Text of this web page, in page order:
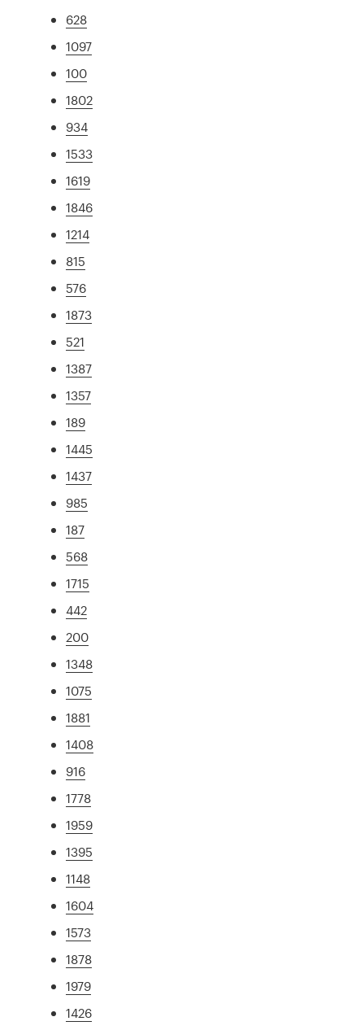
628
1097
100
1802
934
1533
1619
1846
1214
815
576
1873
521
1387
1357
189
1445
1437
985
187
568
1715
442
200
1348
1075
1881
1408
916
1778
1959
1395
1148
1604
1573
1878
1979
1426